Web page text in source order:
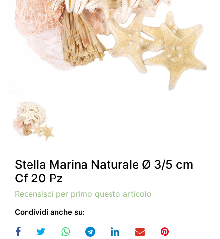
Stella Marina Naturale Ø 3/5 cm
Cf 20 Pz
Recensisci per primo questo articolo
Condividi anche su: